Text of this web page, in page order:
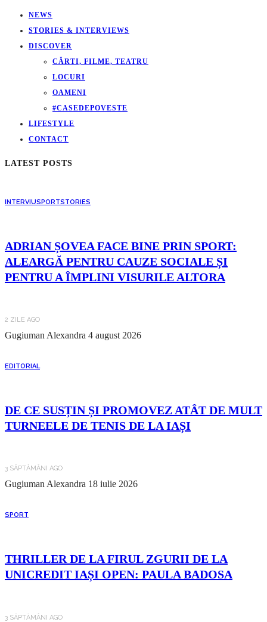
NEWS
STORIES & INTERVIEWS
DISCOVER
CĂRTI, FILME, TEATRU
LOCURI
OAMENI
#CASEDEPOVESTE
LIFESTYLE
CONTACT
LATEST POSTS
INTERVIUSPORTSTORIES
ADRIAN ȘOVEA FACE BINE PRIN SPORT:
ALEARGĂ PENTRU CAUZE SOCIALE ȘI
PENTRU A ÎMPLINI VISURILE ALTORA
2 ZILE AGO
Gugiuman Alexandra 4 august 2026
EDITORIAL
DE CE SUSȚIN ȘI PROMOVEZ ATÂT DE MULT
TURNEELE DE TENIS DE LA IAȘI
3 SĂPTĂMÂNI AGO
Gugiuman Alexandra 18 iulie 2026
SPORT
THRILLER DE LA FIRUL ZGURII DE LA
UNICREDIT IAȘI OPEN: PAULA BADOSA
3 SĂPTĂMÂNI AGO